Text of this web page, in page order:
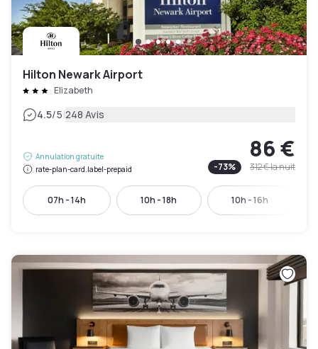
Hilton Newark Airport
Elizabeth
4.5/5|248 Avis
Annulation gratuite
rate-plan-card.label-prepaid
86 €
-73% 312 €la nuit
07h - 14h 10h - 18h 10h - 16h